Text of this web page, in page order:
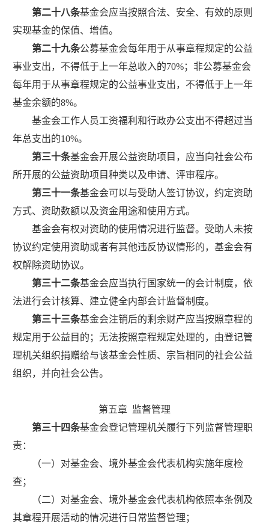
第二十八条基金会应当按照合法、安全、有效的原则
实现基金的保值、增值。
第二十九条公募基金会每年用于从事章程规定的公益
事业支出，不得低于上一年总收入的70%；非公募基金会
每年用于从事章程规定的公益事业支出，不得低于上一年
基金余额的8%。
基金会工作人员工资福利和行政办公支出不得超过当
年总支出的10%。
第三十条基金会开展公益资助项目，应当向社会公布
所开展的公益资助项目种类以及申请、评审程序。
第三十一条基金会可以与受助人签订协议，约定资助
方式、资助数额以及资金用途和使用方式。
基金会有权对资助的使用情况进行监督。受助人未按
协议约定使用资助或者有其他违反协议情形的，基金会有
权解除资助协议。
第三十二条基金会应当执行国家统一的会计制度，依
法进行会计核算、建立健全内部会计监督制度。
第三十三条基金会注销后的剩余财产应当按照章程的
规定用于公益目的；无法按照章程规定处理的，由登记管
理机关组织捐赠给与该基金会性质、宗旨相同的社会公益
组织，并向社会公告。
第五章 监督管理
第三十四条基金会登记管理机关履行下列监督管理职
责：
（一）对基金会、境外基金会代表机构实施年度检
查；
（二）对基金会、境外基金会代表机构依照本条例及
其章程开展活动的情况进行日常监督管理；